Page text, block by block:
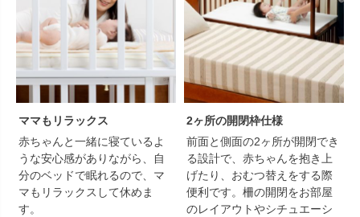
ママもリラックス
赤ちゃんと一緒に寝ているよ
うな安心感がありながら、自
分のベッドで眠れるので、マ
マもリラックスして休めま
す。
2ヶ所の開閉枠仕様
前面と側面の2ヶ所が開閉でき
る設計で、赤ちゃんを抱き上
げたり、おむつ替えをする際
便利です。柵の開閉をお部屋
のレイアウトやシチュエーシ